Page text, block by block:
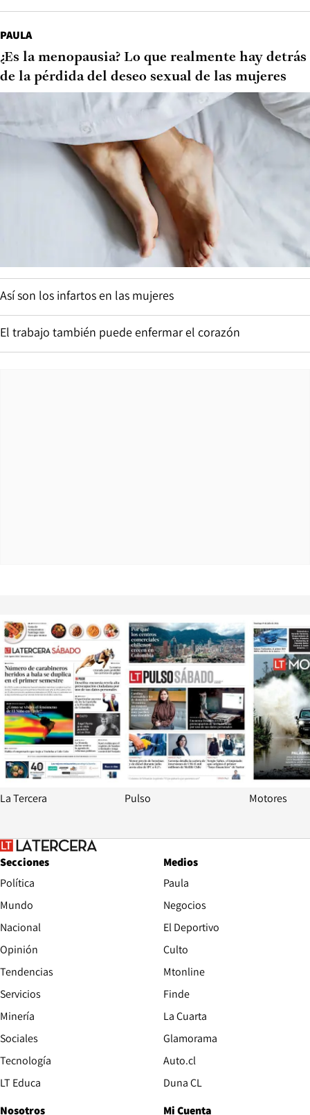
PAULA
¿Es la menopausia? Lo que realmente hay detrás
de la pérdida del deseo sexual de las mujeres
Así son los infartos en las mujeres
El trabajo también puede enfermar el corazón
Opens in new window
La Tercera
Opens in
Pulso Motores
Secciones
Política
Mundo
Nacional
Opinión
Tendencias
Servicios
Minería
Sociales
Tecnología
LT Educa
Medios
Paula
Negocios
El Deportivo
Culto
Mtonline
Finde
La Cuarta
Glamorama
Auto.cl
Duna CL
Nosotros
Mi Cuenta